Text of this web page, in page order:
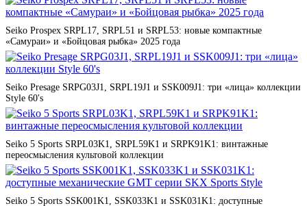
Seiko Prospex SRPL17, SRPL51 и SRPL53: новые компактные
«Самураи» и «Бойцовая рыбка» 2025 года
Seiko Presage SRPG03J1, SRPL19J1 и SSK009J1: три «лица» коллекции
Style 60's
Seiko 5 Sports SRPL03K1, SRPL59K1 и SRPK91K1: винтажные
переосмысления культовой коллекции
Seiko 5 Sports SSK001K1, SSK033K1 и SSK031K1: доступные